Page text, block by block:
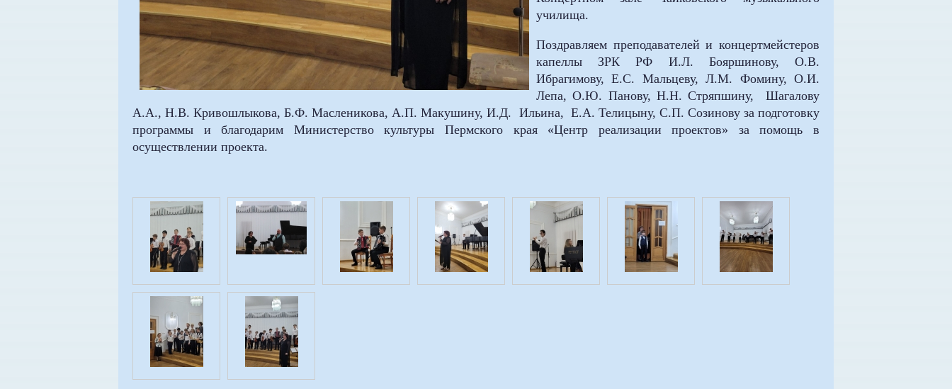
училища.
Поздравляем преподавателей и концертмейстеров
капеллы ЗРК РФ И.Л. Бояршинову, О.В.
Ибрагимову, Е.С. Мальцеву, Л.М. Фомину, О.И.
Лепа, О.Ю. Панову, Н.Н. Стряпшину, Шагалову
А.А., Н.В. Кривошлыкова, Б.Ф. Масленикова, А.П. Макушину, И.Д. Ильина, Е.А. Телицыну, С.П. Созинову за подготовку
программы и благодарим Министерство культуры Пермского края «Центр реализации проектов» за помощь в
осуществлении проекта.